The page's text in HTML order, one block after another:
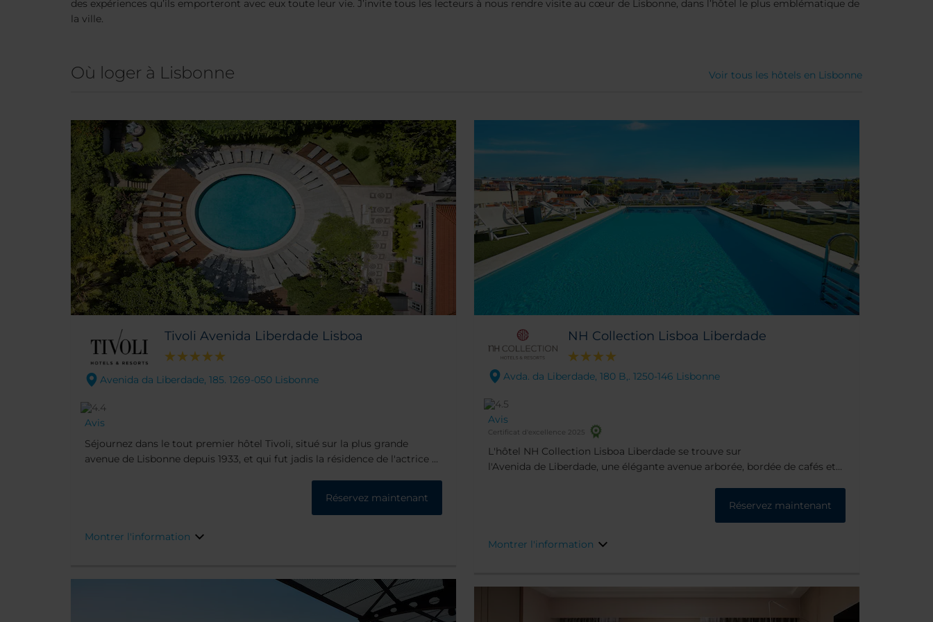
des expériences qu’ils emporteront avec eux toute leur vie. J’invite tous les lecteurs à nous rendre visite au cœur de Lisbonne, dans l’hôtel le plus emblématique de
la ville.
Où loger à Lisbonne Voir tous les hôtels en Lisbonne
Tivoli Avenida Liberdade Lisboa
Avenida da Liberdade, 185. 1269-050 Lisbonne
Avis
Séjournez dans le tout premier hôtel Tivoli, situé sur la plus grande
avenue de Lisbonne depuis 1933, et qui fut jadis la résidence de l'actrice et
Baixa et du Chiado. Profitez de chambres et de suites rénovées
exclusifs dans des suites Exécutives.
Réservez maintenant
Montrer l'information
NH Collection Lisboa Liberdade
Avda. da Liberdade, 180 B,. 1250-146 Lisbonne
Avis
Certificat d'excellence 2025
L'hôtel NH Collection Lisboa Liberdade se trouve sur
l'Avenida de Liberdade, une élégante avenue arborée, bordée de cafés et
partie basse de la ville (la Baixa) à la partie haute, le Barrio Alto.
Réservez maintenant
Montrer l'information